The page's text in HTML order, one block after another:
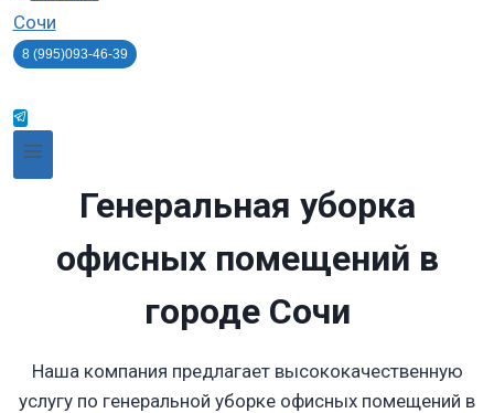
8 (995)093-46-39
Генеральная уборка
офисных помещений в
городе Сочи
Наша компания предлагает высококачественную
услугу по генеральной уборке офисных помещений в